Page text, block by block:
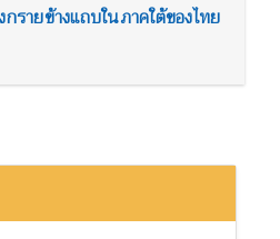
รายข้างแถบในภาคใต้ของไทย